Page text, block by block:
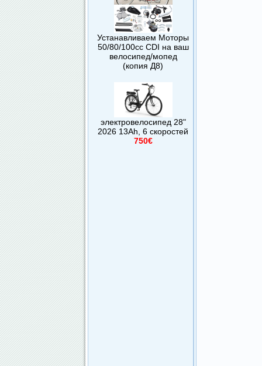
Устанавливаем Моторы
50/80/100сс CDI на ваш
велосипед/мопед
(копия Д8)
электровелосипед 28"
2026 13Ah, 6 скоростей
750€